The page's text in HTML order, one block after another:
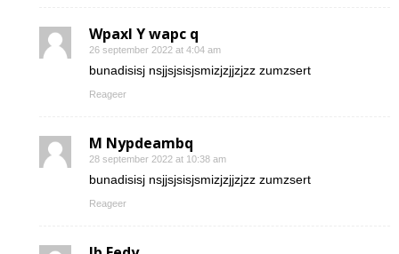
Wpaxl Y wapc q
26 september 2022 at 4:04 am
bunadisisj nsjjsjsisjsmizjzjjzjzz zumzsert
Reageer
M Nypdeambq
28 september 2022 at 10:38 am
bunadisisj nsjjsjsisjsmizjzjjzjzz zumzsert
Reageer